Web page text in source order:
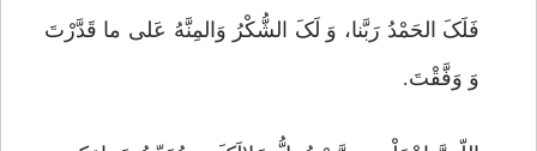
فَلَکَ الحَمْدُ رَبَّنا، وَ لَکَ الشُّکْرُ وَالمِنَّهُ عَلى ما قَدَّرْتَ
وَ وَفَّقْتَ.